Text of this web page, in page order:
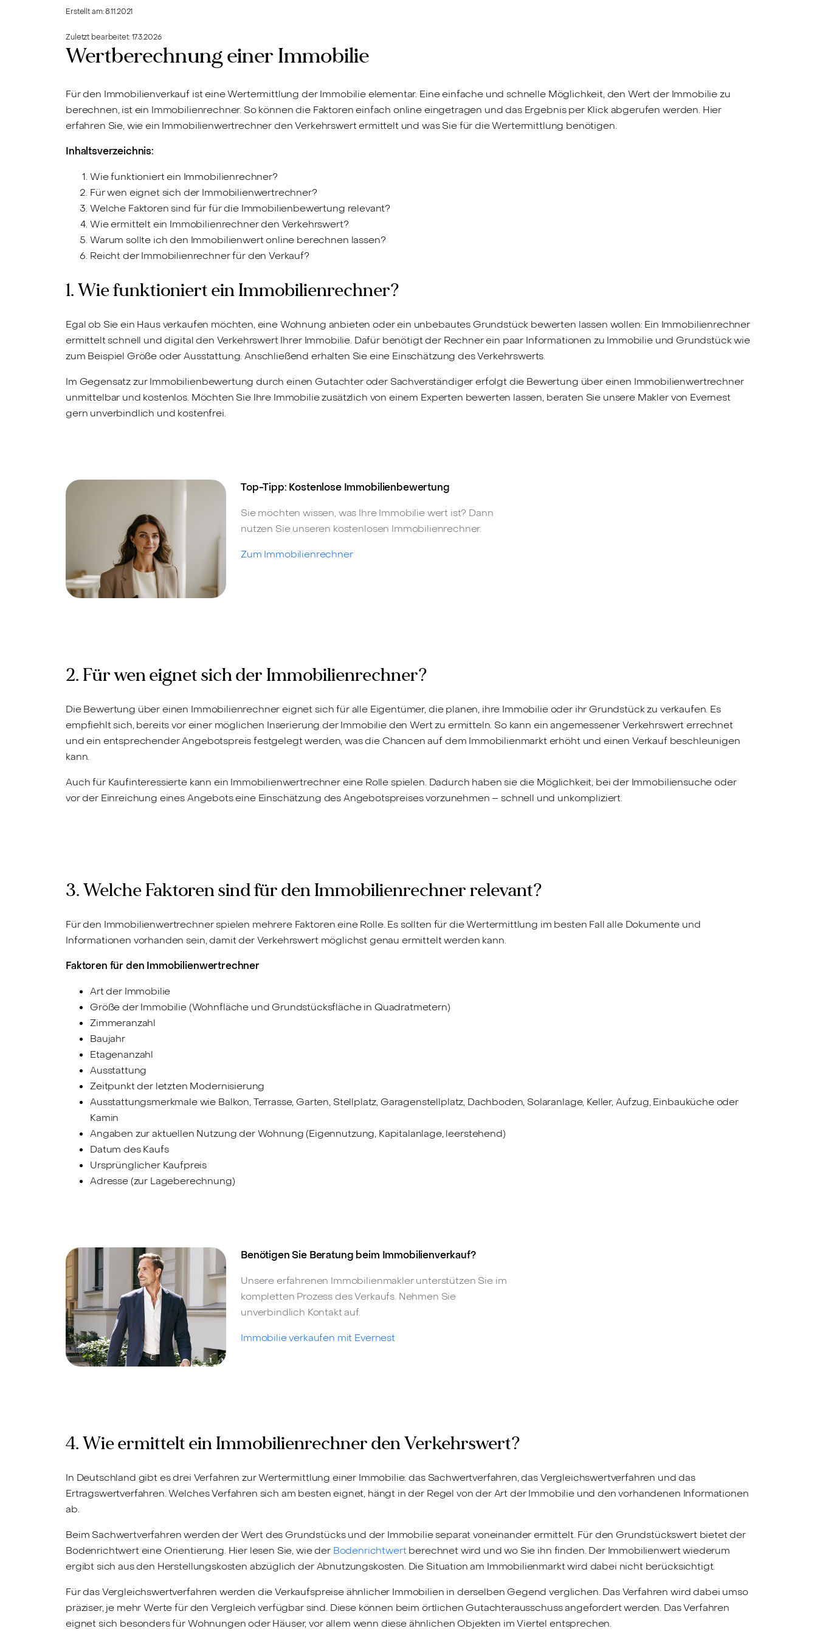
Erstellt am:8.11.2021
Zuletzt bearbeitet:17.3.2026
Wertberechnung einer Immobilie
Für den Immobilienverkauf ist eine Wertermittlung der Immobilie elementar. Eine einfache und schnelle Möglichkeit, den Wert der Immobilie zu
berechnen, ist ein Immobilienrechner. So können die Faktoren einfach online eingetragen und das Ergebnis per Klick abgerufen werden. Hier
erfahren Sie, wie ein Immobilienwertrechner den Verkehrswert ermittelt und was Sie für die Wertermittlung benötigen.
Inhaltsverzeichnis:
Wie funktioniert ein Immobilienrechner?
Für wen eignet sich der Immobilienwertrechner?
Welche Faktoren sind für für die Immobilienbewertung relevant?
Wie ermittelt ein Immobilienrechner den Verkehrswert?
Warum sollte ich den Immobilienwert online berechnen lassen?
Reicht der Immobilienrechner für den Verkauf?
1. Wie funktioniert ein Immobilienrechner?
Egal ob Sie ein Haus verkaufen möchten, eine Wohnung anbieten oder ein unbebautes Grundstück bewerten lassen wollen: Ein Immobilienrechner
ermittelt schnell und digital den Verkehrswert Ihrer Immobilie. Dafür benötigt der Rechner ein paar Informationen zu Immobilie und Grundstück wie
zum Beispiel Größe oder Ausstattung. Anschließend erhalten Sie eine Einschätzung des Verkehrswerts.
Im Gegensatz zur Immobilienbewertung durch einen Gutachter oder Sachverständiger erfolgt die Bewertung über einen Immobilienwertrechner
unmittelbar und kostenlos. Möchten Sie Ihre Immobilie zusätzlich von einem Experten bewerten lassen, beraten Sie unsere Makler von Evernest
gern unverbindlich und kostenfrei.
Top-Tipp: Kostenlose Immobilienbewertung
Sie möchten wissen, was Ihre Immobilie wert ist? Dann
nutzen Sie unseren kostenlosen Immobilienrechner.
Zum Immobilienrechner
2. Für wen eignet sich der Immobilienrechner?
Die Bewertung über einen Immobilienrechner eignet sich für alle Eigentümer, die planen, ihre Immobilie oder ihr Grundstück zu verkaufen. Es
empfiehlt sich, bereits vor einer möglichen Inserierung der Immobilie den Wert zu ermitteln. So kann ein angemessener Verkehrswert errechnet
und ein entsprechender Angebotspreis festgelegt werden, was die Chancen auf dem Immobilienmarkt erhöht und einen Verkauf beschleunigen
kann.
Auch für Kaufinteressierte kann ein Immobilienwertrechner eine Rolle spielen. Dadurch haben sie die Möglichkeit, bei der Immobiliensuche oder
vor der Einreichung eines Angebots eine Einschätzung des Angebotspreises vorzunehmen – schnell und unkompliziert.
3. Welche Faktoren sind für den Immobilienrechner relevant?
Für den Immobilienwertrechner spielen mehrere Faktoren eine Rolle. Es sollten für die Wertermittlung im besten Fall alle Dokumente und
Informationen vorhanden sein, damit der Verkehrswert möglichst genau ermittelt werden kann.
Faktoren für den Immobilienwertrechner
Art der Immobilie
Größe der Immobilie (Wohnfläche und Grundstücksfläche in Quadratmetern)
Zimmeranzahl
Baujahr
Etagenanzahl
Ausstattung
Zeitpunkt der letzten Modernisierung
Ausstattungsmerkmale wie Balkon, Terrasse, Garten, Stellplatz, Garagenstellplatz, Dachboden, Solaranlage, Keller, Aufzug, Einbauküche oder
Kamin
Angaben zur aktuellen Nutzung der Wohnung (Eigennutzung, Kapitalanlage, leerstehend)
Datum des Kaufs
Ursprünglicher Kaufpreis
Adresse (zur Lageberechnung)
Benötigen Sie Beratung beim Immobilienverkauf?
Unsere erfahrenen Immobilienmakler unterstützen Sie im
kompletten Prozess des Verkaufs. Nehmen Sie
unverbindlich Kontakt auf.
Immobilie verkaufen mit Evernest
4. Wie ermittelt ein Immobilienrechner den Verkehrswert?
In Deutschland gibt es drei Verfahren zur Wertermittlung einer Immobilie: das Sachwertverfahren, das Vergleichswertverfahren und das
Ertragswertverfahren. Welches Verfahren sich am besten eignet, hängt in der Regel von der Art der Immobilie und den vorhandenen Informationen
ab.
Beim Sachwertverfahren werden der Wert des Grundstücks und der Immobilie separat voneinander ermittelt. Für den Grundstückswert bietet der
Bodenrichtwert eine Orientierung. Hier lesen Sie, wie der Bodenrichtwertberechnet wird und wo Sie ihn finden. Der Immobilienwert wiederum
ergibt sich aus den Herstellungskosten abzüglich der Abnutzungskosten. Die Situation am Immobilienmarkt wird dabei nicht berücksichtigt.
Für das Vergleichswertverfahren werden die Verkaufspreise ähnlicher Immobilien in derselben Gegend verglichen. Das Verfahren wird dabei umso
präziser, je mehr Werte für den Vergleich verfügbar sind. Diese können beim örtlichen Gutachterausschuss angefordert werden. Das Verfahren
eignet sich besonders für Wohnungen oder Häuser, vor allem wenn diese ähnlichen Objekten im Viertel entsprechen.